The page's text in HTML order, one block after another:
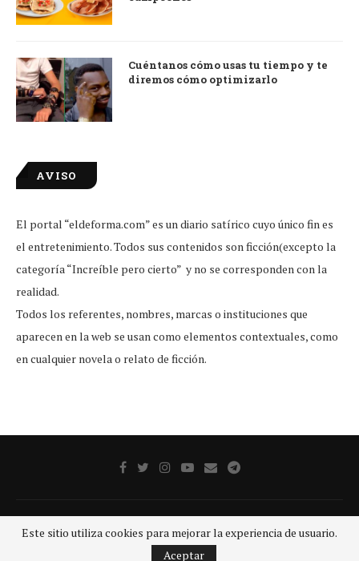
Cuéntanos cómo usas tu tiempo y te
diremos cómo optimizarlo
AVISO
El portal “eldeforma.com” es un diario satírico cuyo único fin es
el entretenimiento. Todos sus contenidos son ficción(excepto la
categoría “Increíble pero cierto” y no se corresponden con la
realidad.
Todos los referentes, nombres, marcas o instituciones que
aparecen en la web se usan como elementos contextuales, como
en cualquier novela o relato de ficción.
@2020 - Todos los derechos reservados.
Este sitio utiliza cookies para mejorar la experiencia de usuario.
Aceptar